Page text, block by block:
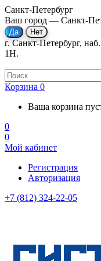
Санкт-Петербург
Ваш город — Санкт-
г. Санкт-Петербург,
1Н.
Корзина 0
Ваша корзина
0
0
Мой кабинет
Регистрация
Авторизация
+7 (812) 324-22-05